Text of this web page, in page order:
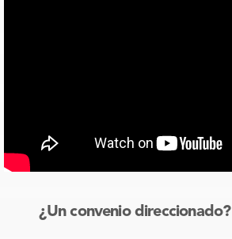
¿Un convenio direccionado?